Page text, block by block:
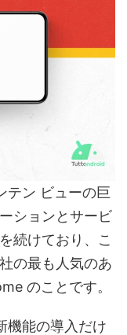
テン ビューの巨
ションとサービ
続けており、こ
の最も人気のあ
のことです。
機能の導入だけ